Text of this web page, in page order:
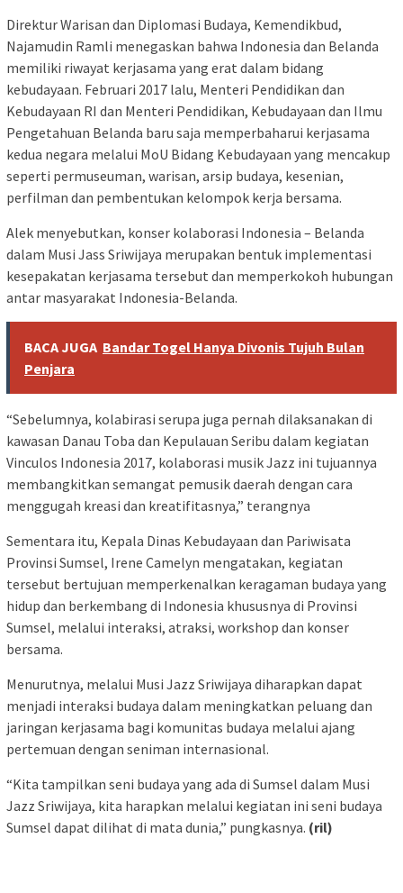
Direktur Warisan dan Diplomasi Budaya, Kemendikbud,
Najamudin Ramli menegaskan bahwa Indonesia dan Belanda
memiliki riwayat kerjasama yang erat dalam bidang
kebudayaan. Februari 2017 lalu, Menteri Pendidikan dan
Kebudayaan RI dan Menteri Pendidikan, Kebudayaan dan Ilmu
Pengetahuan Belanda baru saja memperbaharui kerjasama
kedua negara melalui MoU Bidang Kebudayaan yang mencakup
seperti permuseuman, warisan, arsip budaya, kesenian,
perfilman dan pembentukan kelompok kerja bersama.
Alek menyebutkan, konser kolaborasi Indonesia – Belanda
dalam Musi Jass Sriwijaya merupakan bentuk implementasi
kesepakatan kerjasama tersebut dan memperkokoh hubungan
antar masyarakat Indonesia-Belanda.
BACA JUGA Bandar Togel Hanya Divonis Tujuh Bulan
Penjara
“Sebelumnya, kolabirasi serupa juga pernah dilaksanakan di
kawasan Danau Toba dan Kepulauan Seribu dalam kegiatan
Vinculos Indonesia 2017, kolaborasi musik Jazz ini tujuannya
membangkitkan semangat pemusik daerah dengan cara
menggugah kreasi dan kreatifitasnya,” terangnya
Sementara itu, Kepala Dinas Kebudayaan dan Pariwisata
Provinsi Sumsel, Irene Camelyn mengatakan, kegiatan
tersebut bertujuan memperkenalkan keragaman budaya yang
hidup dan berkembang di Indonesia khususnya di Provinsi
Sumsel, melalui interaksi, atraksi, workshop dan konser
bersama.
Menurutnya, melalui Musi Jazz Sriwijaya diharapkan dapat
menjadi interaksi budaya dalam meningkatkan peluang dan
jaringan kerjasama bagi komunitas budaya melalui ajang
pertemuan dengan seniman internasional.
“Kita tampilkan seni budaya yang ada di Sumsel dalam Musi
Jazz Sriwijaya, kita harapkan melalui kegiatan ini seni budaya
Sumsel dapat dilihat di mata dunia,” pungkasnya. (ril)